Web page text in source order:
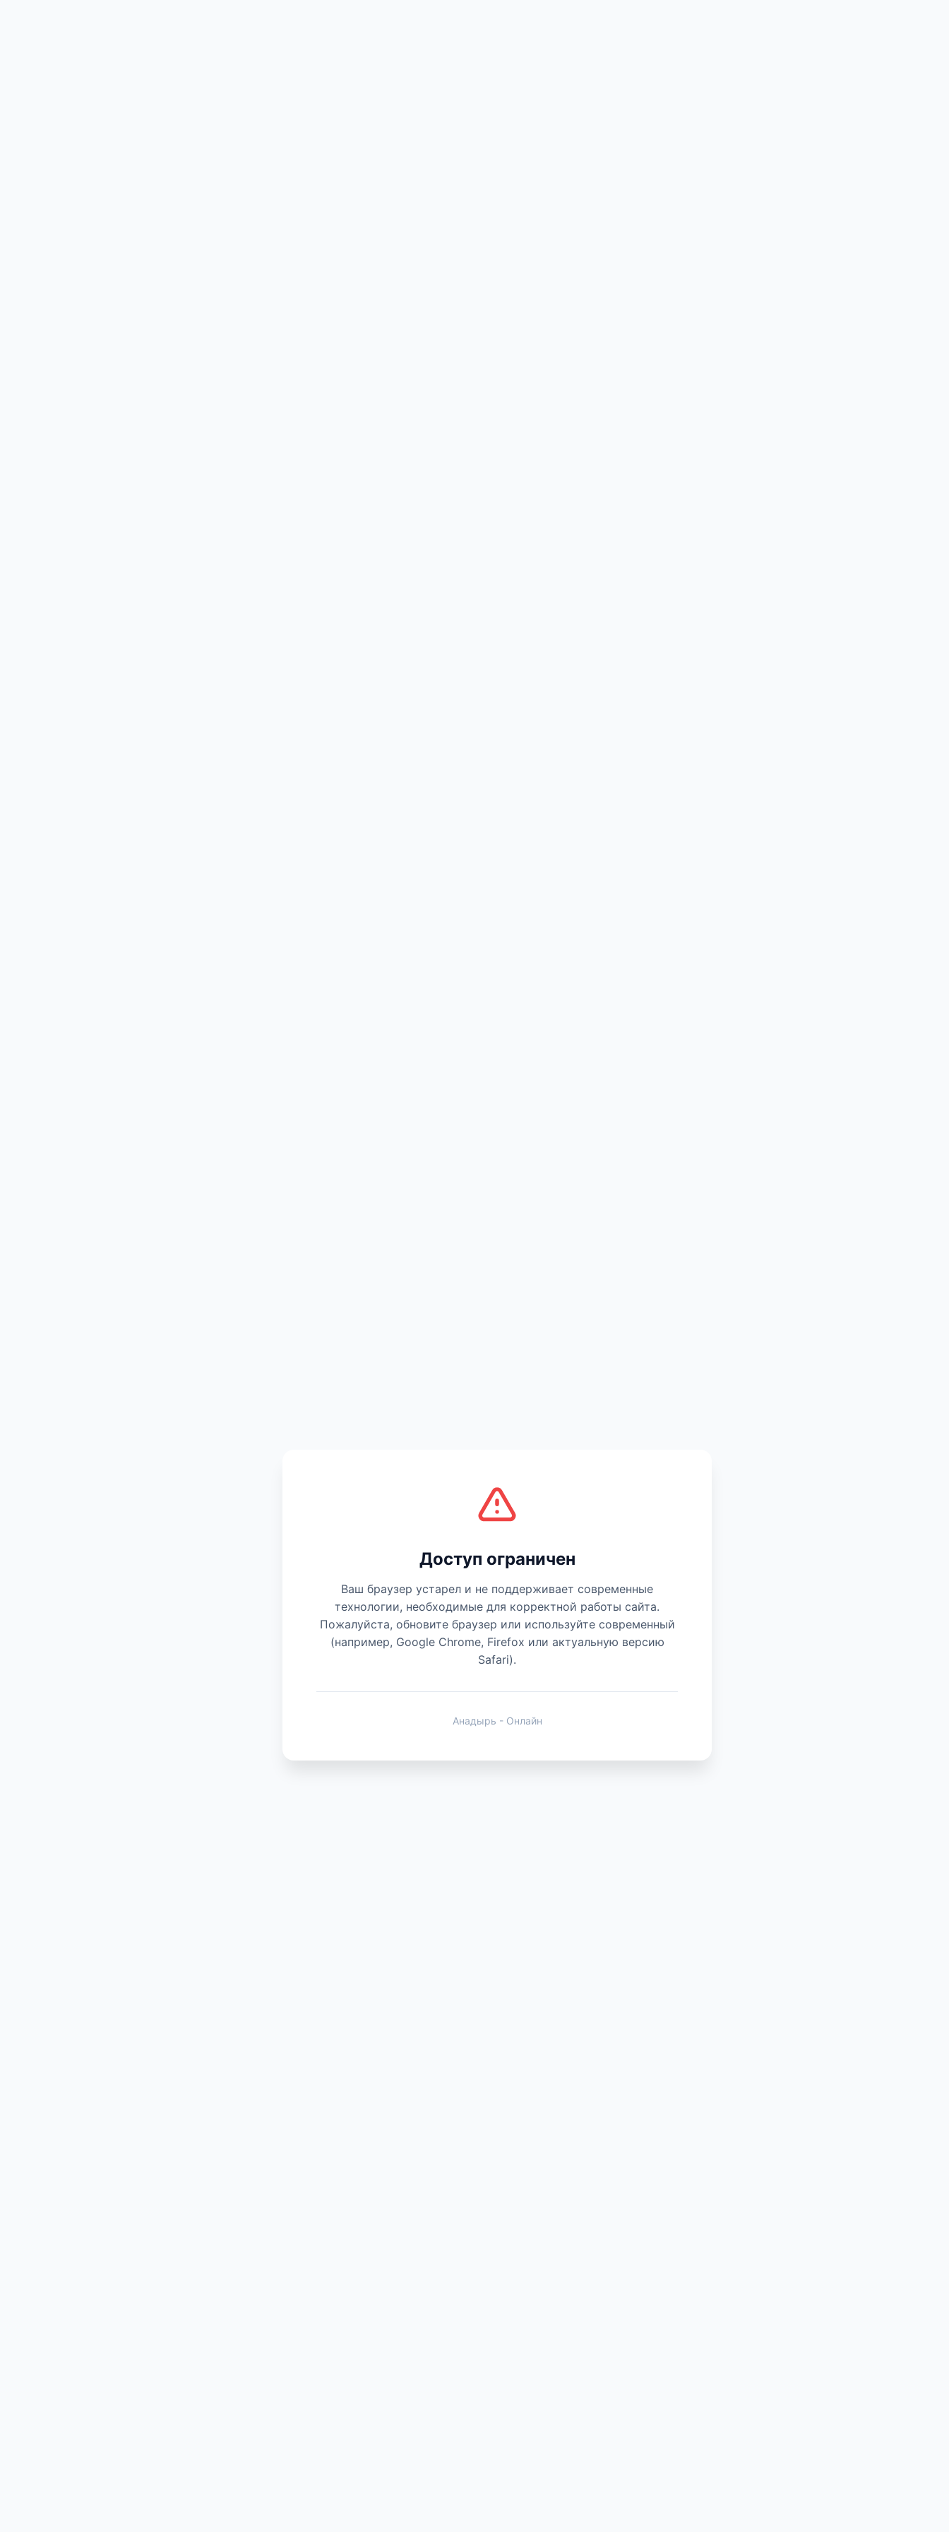
Доступ ограничен
Ваш браузер устарел и не поддерживает современные
технологии, необходимые для корректной работы сайта.
Пожалуйста, обновите браузер или используйте современный
(например, Google Chrome, Firefox или актуальную версию
Safari).
Анадырь - Онлайн